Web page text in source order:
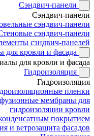
Сэндвич-панели
Сэндвич-панели
сэндвич-панели
сэндвич-панели
сэндвич-панелей
для кровли и фасада
для кровли и фасада
Гидроизоляция
Гидроизоляция
пленки
мембраны для
гидроизоляции кровли
покрытием
и ветрозащита фасадов